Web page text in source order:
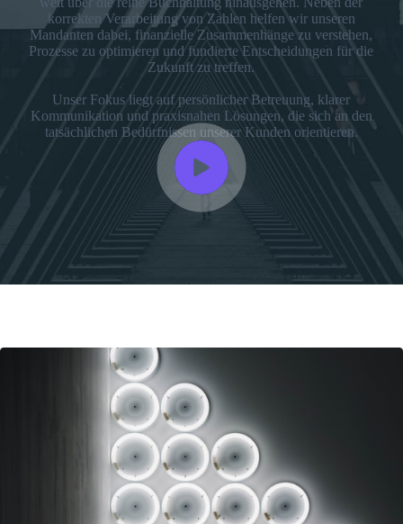
korrekten Verarbeitung von Zahlen helfen wir unseren
Mandanten dabei, finanzielle Zusammenhänge zu verstehen,
Prozesse zu optimieren und fundierte Entscheidungen für die
Zukunft zu treffen.
Unser Fokus liegt auf persönlicher Betreuung, klarer
Kommunikation und praxisnahen Lösungen, die sich an den
tatsächlichen Bedürfnissen unserer Kunden orientieren.